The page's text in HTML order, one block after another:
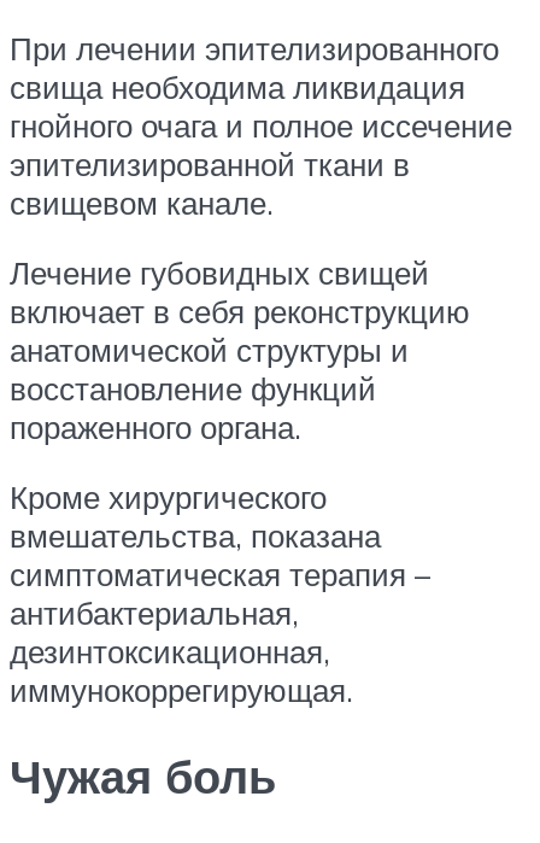
При лечении эпителизированного
свища необходима ликвидация
гнойного очага и полное иссечение
эпителизированной ткани в
свищевом канале.
Лечение губовидных свищей
включает в себя реконструкцию
анатомической структуры и
восстановление функций
пораженного органа.
Кроме хирургического
вмешательства, показана
симптоматическая терапия –
антибактериальная,
дезинтоксикационная,
иммунокоррегирующая.
Чужая боль